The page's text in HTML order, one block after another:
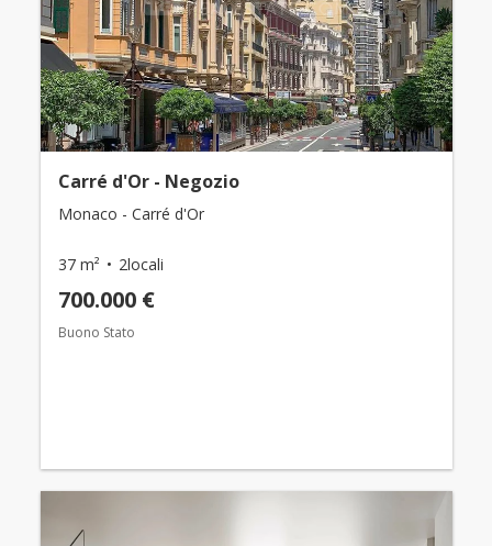
Carré d'Or - Negozio
Monaco - Carré d'Or
37 m² 2locali
700.000 €
Buono Stato